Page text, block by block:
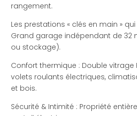
rangement.
Les prestations « clés en main »
Grand garage indépendant de 32
ou stockage).
Confort thermique : Double vitrage
volets roulants électriques,
et bois.
Sécurité & Intimité : Propriété